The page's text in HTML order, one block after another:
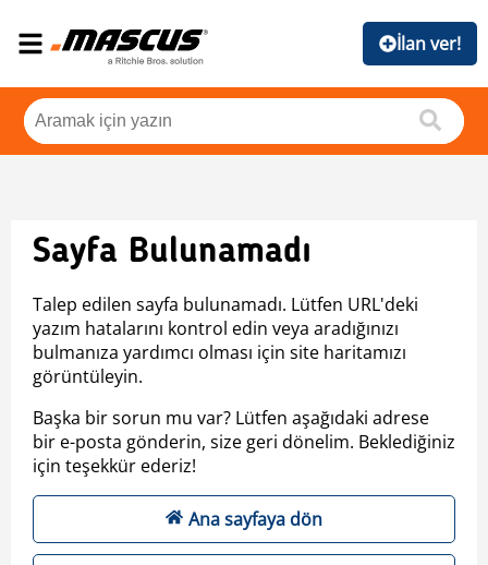
İlan ver!
Sayfa Bulunamadı
Talep edilen sayfa bulunamadı. Lütfen URL'deki
yazım hatalarını kontrol edin veya aradığınızı
bulmanıza yardımcı olması için site haritamızı
görüntüleyin.
Başka bir sorun mu var? Lütfen aşağıdaki adrese
bir e-posta gönderin, size geri dönelim. Beklediğiniz
için teşekkür ederiz!
Ana sayfaya dön